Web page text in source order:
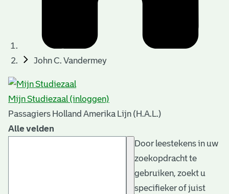
John C. Vandermey
Mijn Studiezaal (inloggen)
Passagiers Holland Amerika Lijn (H.A.L.)
Alle velden
Door leestekens in uw
zoekopdracht te
gebruiken, zoekt u
specifieker of juist